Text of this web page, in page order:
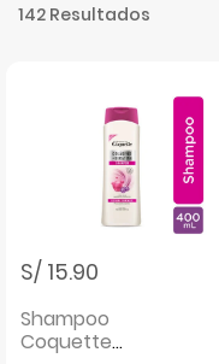
142 Resultados
S/ 15.90
Shampoo
Coquette